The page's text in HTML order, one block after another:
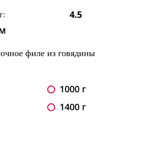
4.5
филе из говядины
1000 г
1400 г